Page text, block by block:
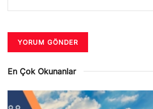
En Çok Okunanlar